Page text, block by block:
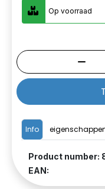
Info
Product number:
EAN:
Op voorraad